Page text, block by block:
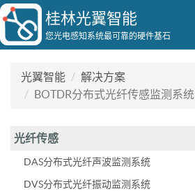
桂林光翼智能
您光电感知系统最可靠的硬件基石
光翼智能
解决方案
BOTDR分布式光纤传感监测系统
光纤传感
DAS分布式光纤声波监测系统
DVS分布式光纤振动监测系统